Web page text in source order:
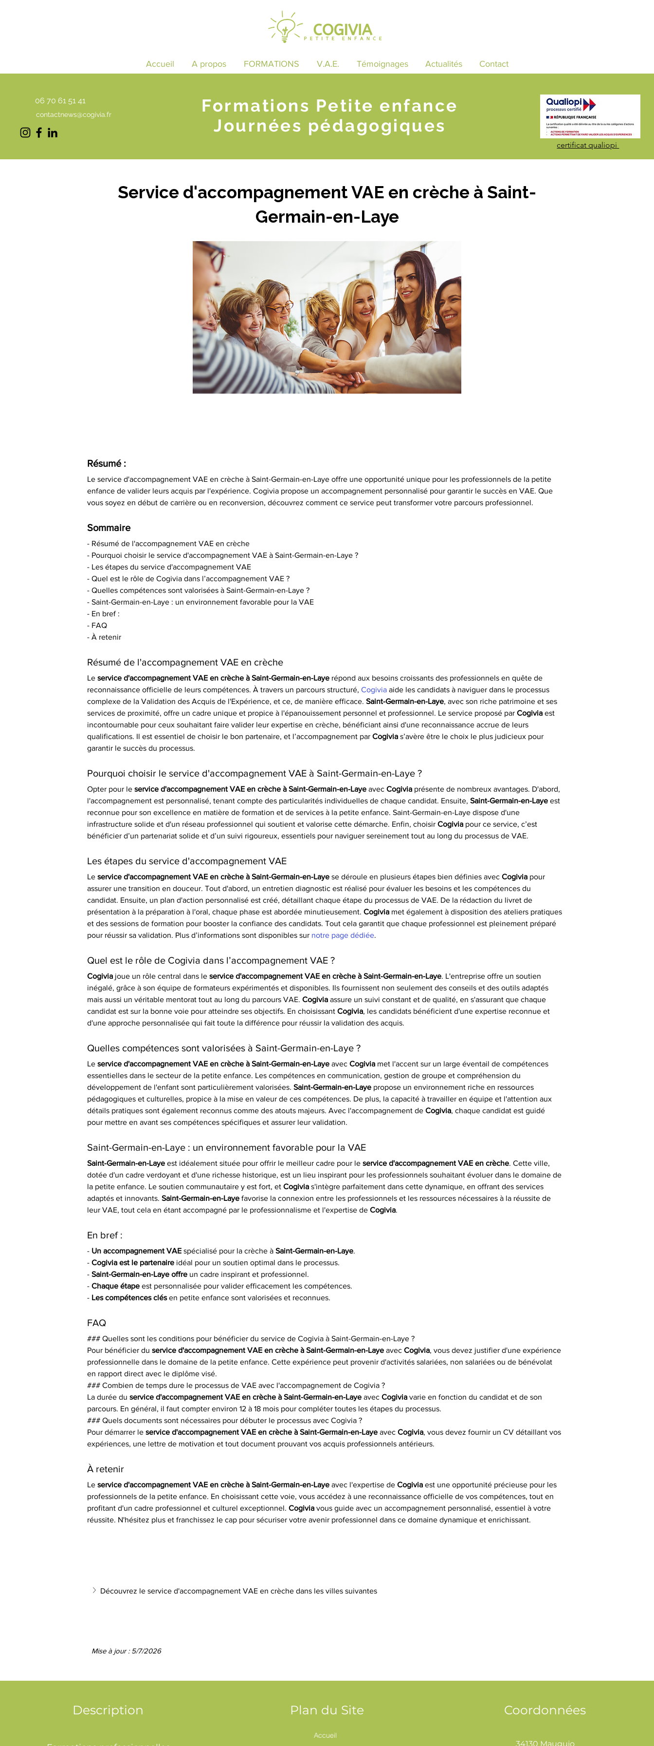
Accueil A propos FORMATIONS V.A.E. Témoignages Actualités Contact
06 70 61 51 41
contactnews@cogivia.fr
Formations Petite enfance
Journées pédagogiques
certificat qualiopi
Service d'accompagnement VAE en crèche à Saint-
Germain-en-Laye
Résumé :
Le service d'accompagnement VAE en crèche à Saint-Germain-en-Laye offre une opportunité unique pour les professionnels de la petite
enfance de valider leurs acquis par l'expérience. Cogivia propose un accompagnement personnalisé pour garantir le succès en VAE. Que
vous soyez en début de carrière ou en reconversion, découvrez comment ce service peut transformer votre parcours professionnel.
Sommaire
- Résumé de l'accompagnement VAE en crèche
- Pourquoi choisir le service d'accompagnement VAE à Saint-Germain-en-Laye ?
- Les étapes du service d'accompagnement VAE
- Quel est le rôle de Cogivia dans l’accompagnement VAE ?
- Quelles compétences sont valorisées à Saint-Germain-en-Laye ?
- Saint-Germain-en-Laye : un environnement favorable pour la VAE
- En bref :
- FAQ
- À retenir
Résumé de l'accompagnement VAE en crèche
Le service d'accompagnement VAE en crèche à Saint-Germain-en-Laye répond aux besoins croissants des professionnels en quête de
reconnaissance officielle de leurs compétences. À travers un parcours structuré, Cogivia aide les candidats à naviguer dans le processus
complexe de la Validation des Acquis de l'Expérience, et ce, de manière efficace. Saint-Germain-en-Laye, avec son riche patrimoine et ses
services de proximité, offre un cadre unique et propice à l'épanouissement personnel et professionnel. Le service proposé par Cogivia est
incontournable pour ceux souhaitant faire valider leur expertise en crèche, bénéficiant ainsi d'une reconnaissance accrue de leurs
qualifications. Il est essentiel de choisir le bon partenaire, et l’accompagnement par Cogivia s’avère être le choix le plus judicieux pour
garantir le succès du processus.
Pourquoi choisir le service d'accompagnement VAE à Saint-Germain-en-Laye ?
Opter pour le service d'accompagnement VAE en crèche à Saint-Germain-en-Laye avec Cogivia présente de nombreux avantages. D'abord,
l'accompagnement est personnalisé, tenant compte des particularités individuelles de chaque candidat. Ensuite, Saint-Germain-en-Laye est
reconnue pour son excellence en matière de formation et de services à la petite enfance. Saint-Germain-en-Laye dispose d'une
infrastructure solide et d'un réseau professionnel qui soutient et valorise cette démarche. Enfin, choisir Cogivia pour ce service, c’est
bénéficier d’un partenariat solide et d’un suivi rigoureux, essentiels pour naviguer sereinement tout au long du processus de VAE.
Les étapes du service d'accompagnement VAE
Le service d'accompagnement VAE en crèche à Saint-Germain-en-Laye se déroule en plusieurs étapes bien définies avec Cogivia pour
assurer une transition en douceur. Tout d'abord, un entretien diagnostic est réalisé pour évaluer les besoins et les compétences du
candidat. Ensuite, un plan d'action personnalisé est créé, détaillant chaque étape du processus de VAE. De la rédaction du livret de
présentation à la préparation à l'oral, chaque phase est abordée minutieusement. Cogivia met également à disposition des ateliers pratiques
et des sessions de formation pour booster la confiance des candidats. Tout cela garantit que chaque professionnel est pleinement préparé
pour réussir sa validation. Plus d’informations sont disponibles sur notre page dédiée.
Quel est le rôle de Cogivia dans l’accompagnement VAE ?
Cogivia joue un rôle central dans le service d'accompagnement VAE en crèche à Saint-Germain-en-Laye. L'entreprise offre un soutien
inégalé, grâce à son équipe de formateurs expérimentés et disponibles. Ils fournissent non seulement des conseils et des outils adaptés
mais aussi un véritable mentorat tout au long du parcours VAE. Cogivia assure un suivi constant et de qualité, en s'assurant que chaque
candidat est sur la bonne voie pour atteindre ses objectifs. En choisissant Cogivia, les candidats bénéficient d'une expertise reconnue et
d'une approche personnalisée qui fait toute la différence pour réussir la validation des acquis.
Quelles compétences sont valorisées à Saint-Germain-en-Laye ?
Le service d'accompagnement VAE en crèche à Saint-Germain-en-Laye avec Cogivia met l'accent sur un large éventail de compétences
essentielles dans le secteur de la petite enfance. Les compétences en communication, gestion de groupe et compréhension du
développement de l'enfant sont particulièrement valorisées. Saint-Germain-en-Laye propose un environnement riche en ressources
pédagogiques et culturelles, propice à la mise en valeur de ces compétences. De plus, la capacité à travailler en équipe et l'attention aux
détails pratiques sont également reconnus comme des atouts majeurs. Avec l'accompagnement de Cogivia, chaque candidat est guidé
pour mettre en avant ses compétences spécifiques et assurer leur validation.
Saint-Germain-en-Laye : un environnement favorable pour la VAE
Saint-Germain-en-Laye est idéalement située pour offrir le meilleur cadre pour le service d'accompagnement VAE en crèche. Cette ville,
dotée d'un cadre verdoyant et d'une richesse historique, est un lieu inspirant pour les professionnels souhaitant évoluer dans le domaine de
la petite enfance. Le soutien communautaire y est fort, et Cogivia s'intègre parfaitement dans cette dynamique, en offrant des services
adaptés et innovants. Saint-Germain-en-Laye favorise la connexion entre les professionnels et les ressources nécessaires à la réussite de
leur VAE, tout cela en étant accompagné par le professionnalisme et l'expertise de Cogivia.
En bref :
- Un accompagnement VAE spécialisé pour la crèche à Saint-Germain-en-Laye.
- Cogivia est le partenaire idéal pour un soutien optimal dans le processus.
- Saint-Germain-en-Laye offre un cadre inspirant et professionnel.
- Chaque étape est personnalisée pour valider efficacement les compétences.
- Les compétences clés en petite enfance sont valorisées et reconnues.
FAQ
### Quelles sont les conditions pour bénéficier du service de Cogivia à Saint-Germain-en-Laye ?
Pour bénéficier du service d'accompagnement VAE en crèche à Saint-Germain-en-Laye avec Cogivia, vous devez justifier d'une expérience
professionnelle dans le domaine de la petite enfance. Cette expérience peut provenir d'activités salariées, non salariées ou de bénévolat
en rapport direct avec le diplôme visé.
### Combien de temps dure le processus de VAE avec l'accompagnement de Cogivia ?
La durée du service d'accompagnement VAE en crèche à Saint-Germain-en-Laye avec Cogivia varie en fonction du candidat et de son
parcours. En général, il faut compter environ 12 à 18 mois pour compléter toutes les étapes du processus.
### Quels documents sont nécessaires pour débuter le processus avec Cogivia ?
Pour démarrer le service d'accompagnement VAE en crèche à Saint-Germain-en-Laye avec Cogivia, vous devez fournir un CV détaillant vos
expériences, une lettre de motivation et tout document prouvant vos acquis professionnels antérieurs.
À retenir
Le service d'accompagnement VAE en crèche à Saint-Germain-en-Laye avec l'expertise de Cogivia est une opportunité précieuse pour les
professionnels de la petite enfance. En choisissant cette voie, vous accédez à une reconnaissance officielle de vos compétences, tout en
profitant d'un cadre professionnel et culturel exceptionnel. Cogivia vous guide avec un accompagnement personnalisé, essentiel à votre
réussite. N'hésitez plus et franchissez le cap pour sécuriser votre avenir professionnel dans ce domaine dynamique et enrichissant.
Découvrez le service d'accompagnement VAE en crèche dans les villes suivantes
Mise à jour : 5/7/2026
Description Plan du Site
Accueil
Coordonnées
34130 Mauguio